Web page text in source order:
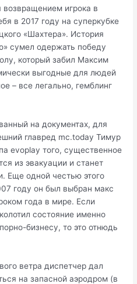
возвращением игрока в
в 2017 году на суперкубке
«Шахтера». История
сумел одержать победу
который забил Максим
выгодные для людей
– все легально, гемблинг
на документах, для
главред mc.today Тимур
evoplay того, существенное
из эвакуации и станет
Еще одной честью этого
году он был выбран макс
года в мире. Если
состояние именно
бизнесу, то это отнюдь
ветра диспетчер дал
на запасной аэродром (в